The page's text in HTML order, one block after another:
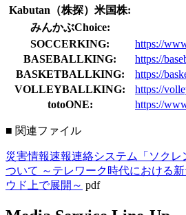
Kabutan（株探）米国株:
みんかぶChoice:
SOCCERKING:
https://
BASEBALLKING:
https://
BASKETBALLKING:
https://
VOLLEYBALLKING:
https://
totoONE:
https://
■ 関連ファイル
災害情報速報連絡システム「ソクレ
ついて ～テレワーク時代における
ウド上で展開～ pdf